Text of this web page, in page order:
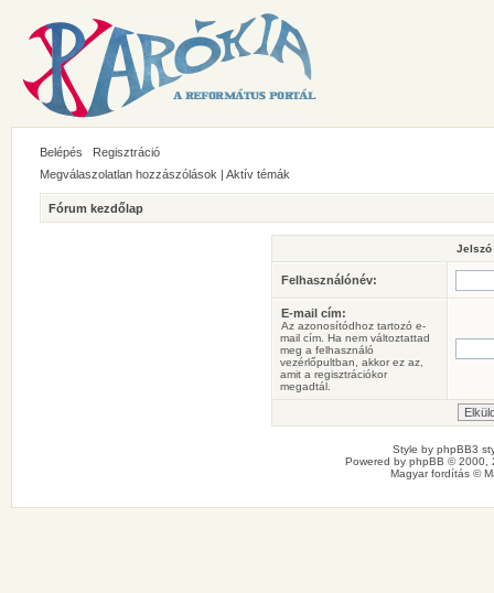
Belépés
Regisztráció
Megválaszolatlan hozzászólások | Aktív témák
Fórum kezdőlap
Jelszó
Felhasználónév:
E-mail cím:
Az azonosítódhoz tartozó e-
mail cím. Ha nem változtattad
meg a felhasználó
vezérlőpultban, akkor ez az,
amit a regisztrációkor
megadtál.
Style by phpBB3
Powered by phpBB © 2000,
Magyar fordítás ©